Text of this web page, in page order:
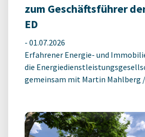
zum Geschäftsführer
ED
- 01.07.2026
Erfahrener Energie- und
die
gemeinsam mit Martin Mahlberg /